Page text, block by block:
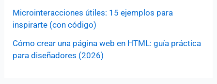
Microinteracciones útiles: 15 ejemplos para
inspirarte (con código)
Cómo crear una página web en HTML: guía práctica
para diseñadores (2026)